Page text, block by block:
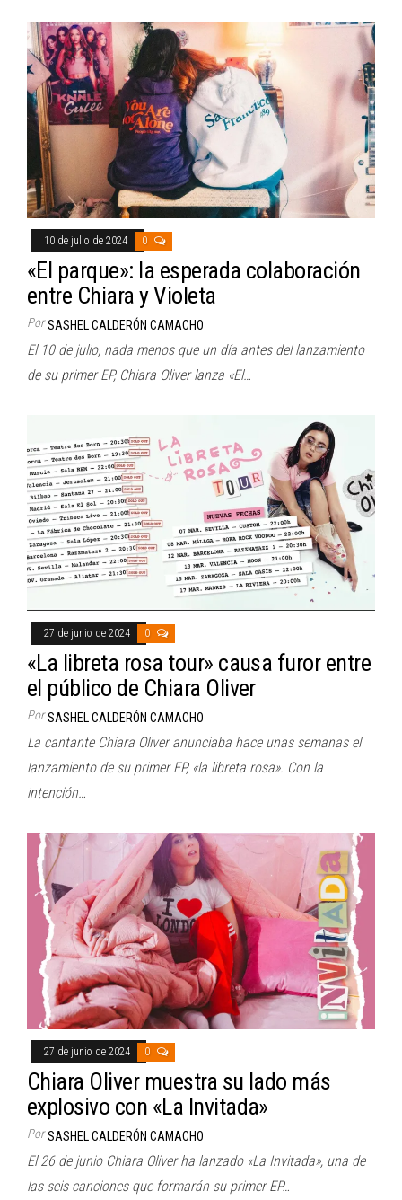
10 de julio de 2024 0
«El parque»: la esperada colaboración
entre Chiara y Violeta
Por SASHEL CALDERÓN CAMACHO
El 10 de julio, nada menos que un día antes del lanzamiento
de su primer EP, Chiara Oliver lanza «El…
27 de junio de 2024 0
«La libreta rosa tour» causa furor entre
el público de Chiara Oliver
Por SASHEL CALDERÓN CAMACHO
La cantante Chiara Oliver anunciaba hace unas semanas el
lanzamiento de su primer EP, «la libreta rosa». Con la
intención…
27 de junio de 2024 0
Chiara Oliver muestra su lado más
explosivo con «La Invitada»
Por SASHEL CALDERÓN CAMACHO
El 26 de junio Chiara Oliver ha lanzado «La Invitada», una de
las seis canciones que formarán su primer EP…